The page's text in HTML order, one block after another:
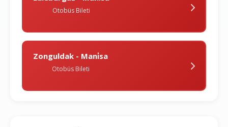
Otobüs Bileti
Zonguldak - Mani̇sa
Otobüs Bileti